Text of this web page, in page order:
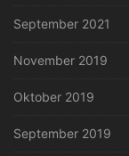
September 2021
November 2019
Oktober 2019
September 2019